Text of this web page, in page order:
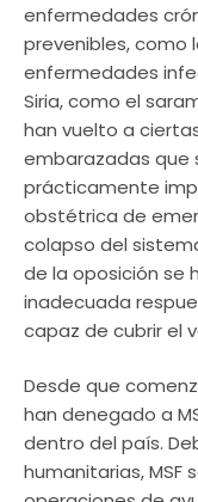
enfermedades
prevenibles, como
enfermedades
Siria, como el
han vuelto a
embarazadas que
prácticamente
obstétrica de
colapso del
de la oposición se
inadecuada
capaz de cubrir el
Desde que
han denegado a
dentro del país.
humanitarias, MSF